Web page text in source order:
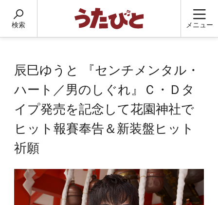
検索 メニュー
辰巳ゆうと 『センチメンタル・
ハート／男のしぐれ』Ｃ・Ｄタ
イプ発売を記念して花園神社で
ヒット報賽奉告＆新装盤ヒット
祈願